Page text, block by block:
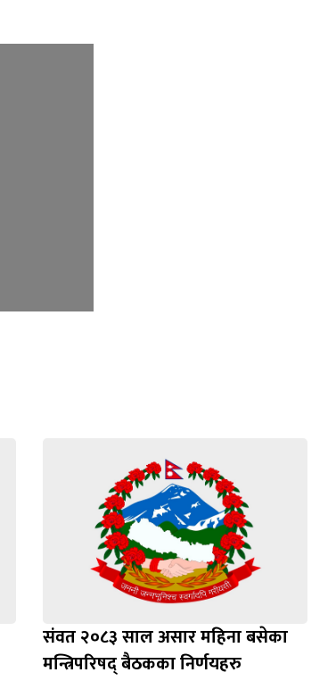
संवत २०८३ साल असार महिना बसेका
मन्त्रिपरिषद् बैठकका निर्णयहरु